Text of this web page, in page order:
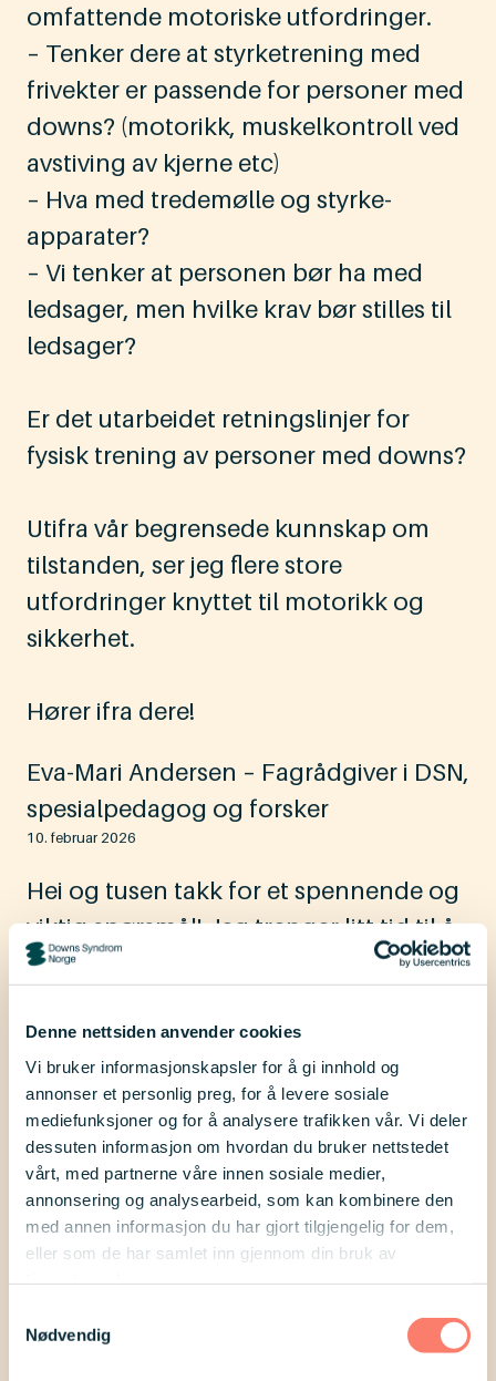
Denne nettsiden anvender cookies
Vi bruker informasjonskapsler for å gi innhold og
annonser et personlig preg, for å levere sosiale
mediefunksjoner og for å analysere trafikken vår. Vi deler
dessuten informasjon om hvordan du bruker nettstedet
vårt, med partnerne våre innen sosiale medier,
annonsering og analysearbeid, som kan kombinere den
med annen informasjon du har gjort tilgjengelig for dem,
eller som de har samlet inn gjennom din bruk av
Nødvendig
omfattende motoriske utfordringer.
– Tenker dere at styrketrening med
frivekter er passende for personer med
downs? (motorikk, muskelkontroll ved
avstiving av kjerne etc)
– Hva med tredemølle og styrke-
apparater?
– Vi tenker at personen bør ha med
ledsager, men hvilke krav bør stilles til
ledsager?
Er det utarbeidet retningslinjer for
fysisk trening av personer med downs?
Utifra vår begrensede kunnskap om
tilstanden, ser jeg flere store
utfordringer knyttet til motorikk og
sikkerhet.
Hører ifra dere!
Eva-Mari Andersen – Fagrådgiver i DSN,
spesialpedagog og forsker
10. februar 2026
Hei og tusen takk for et spennende og
viktig spørsmål! Jeg trenger litt tid til å
gi deg et detaljert svar på alt det du
jeg at det er svært positivt at et
menneske med Downs syndrom vil
trene hos dere, og at dere vil legge til
rette for at dette skal bli mulig. Downs
syndrom er en genetisk tilstand, og
menneskene som har denne har store
variasjoner i funksjon og støttebehov,
og det vil naturligvis være viktig å ta en
vurdering av den enkelte. Likevel vet vi